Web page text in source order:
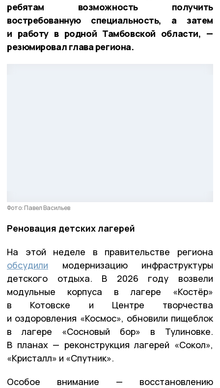
ребятам возможность получить
востребованную специальность, а затем
и работу в родной Тамбовской области, —
резюмировал глава региона.
Фото: Павел Васильев
Реновация детских лагерей
На этой неделе в правительстве региона
обсудили модернизацию инфраструктуры
детского отдыха. В 2026 году возвели
модульные корпуса в лагере «Костёр»
в Котовске и Центре творчества
и оздоровления «Космос», обновили пищеблок
в лагере «Сосновый бор» в Тулиновке.
В планах — реконструкция лагерей «Сокол»,
«Кристалл» и «Спутник».
Особое внимание — восстановлению